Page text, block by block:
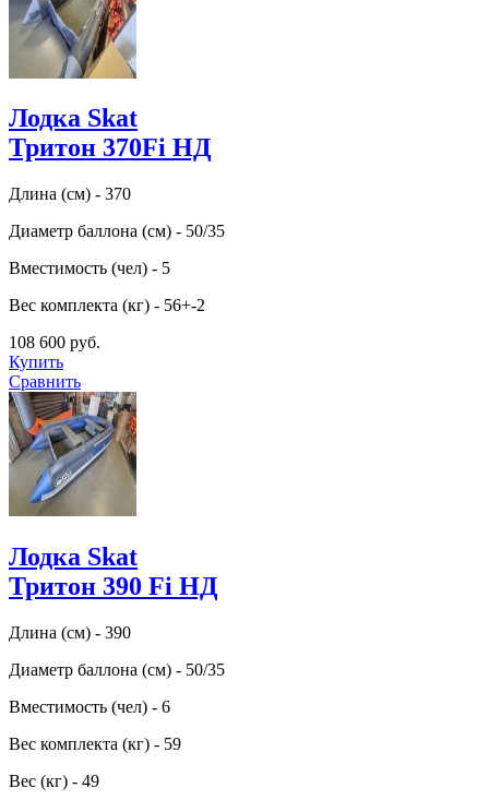
Лодка Skat
Тритон 370Fi НД
Длина (см) - 370
Диаметр баллона (см) - 50/35
Вместимость (чел) - 5
Вес комплекта (кг) - 56+-2
108 600 руб.
Купить
Сравнить
Лодка Skat
Тритон 390 Fi НД
Длина (см) - 390
Диаметр баллона (см) - 50/35
Вместимость (чел) - 6
Вес комплекта (кг) - 59
Вес (кг) - 49